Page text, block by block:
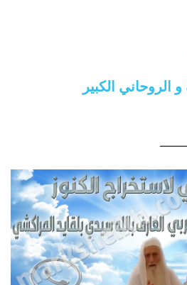
الروحاني الكبير